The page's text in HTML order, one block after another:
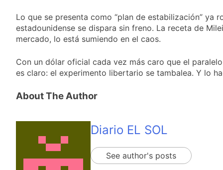
en Ezpeleta
El embajador
argentino en Brasil
llegó para reunirse
20 Horas Atrás
escapar y empató 1 a
1 con Almagro
20 Horas Atrás
de barrio de la Liga
recibieron material
deportivo
Consejo Federal del
Trabajo: un nuevo
Lo que se presenta como “plan de estabilización” ya
estadounidense se dispara sin freno. La receta de
mercado, lo está sumiendo en el caos.
Con un dólar oficial cada vez más caro que el
es claro: el experimento libertario se tambalea. Y lo
About The Author
Diario EL SOL
See author's posts